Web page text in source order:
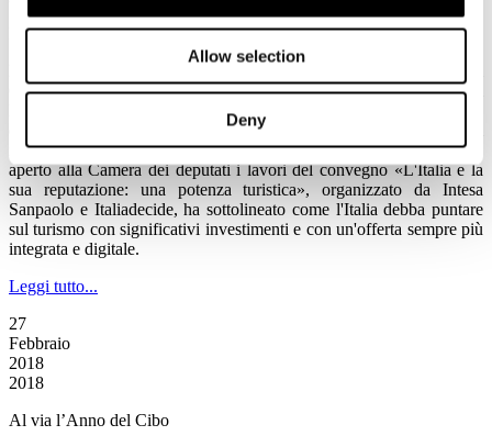
Allow selection
Deny
Il convegno “L’Italia e la sua reputazione: una potenza turistica”
Chief institutional affairs and external communication officer di
Intesa Sanpaolo, Stefano Lucchini, servirà a caratterizzare il rilancio
qualitativo del sistema Italia nel mondo, per attirare nuovi visitatori
in cerca di vacanze di eccellenza. Lucchini, che il 20 febbraio ha
aperto alla Camera dei deputati i lavori del convegno «L'Italia e la
sua reputazione: una potenza turistica», organizzato da Intesa
Sanpaolo e Italiadecide, ha sottolineato come l'Italia debba puntare
sul turismo con significativi investimenti e con un'offerta sempre più
integrata e digitale.
Leggi tutto...
27
Febbraio
2018
2018
Al via l’Anno del Cibo